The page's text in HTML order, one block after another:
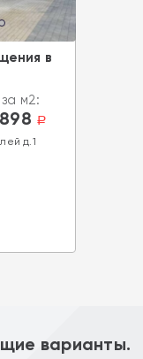
в
м2:
a
д.1
варианты.